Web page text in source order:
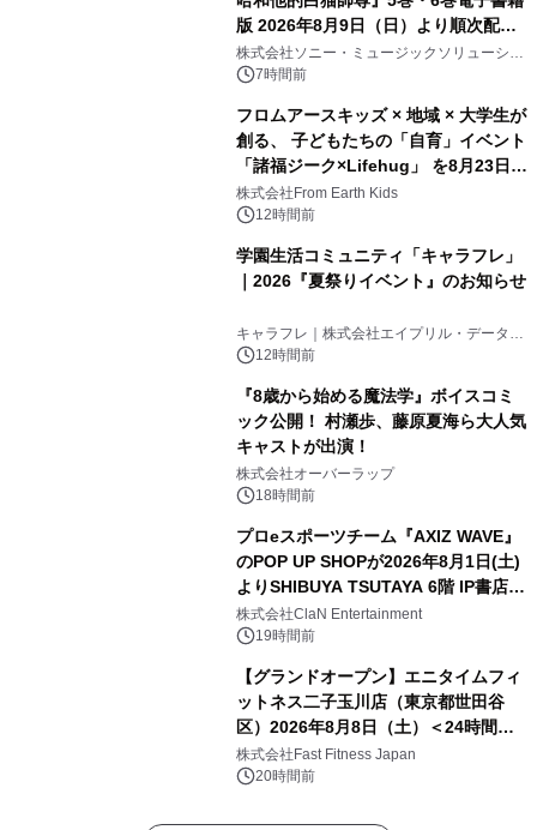
版 2026年8月9日（日）より順次配信
開始
株式会社ソニー・ミュージックソリューショ
ンズ7時間前
フロムアースキッズ × 地域 × 大学生が
創る、 子どもたちの「自育」イベント
「諸福ジーク×Lifehug」 を8月23日
(日)開催
株式会社From Earth Kids
12時間前
学園生活コミュニティ「キャラフレ」
｜2026『夏祭りイベント』のお知らせ
キャラフレ｜株式会社エイプリル・データ・
デザインズ
12時間前
『8歳から始める魔法学』ボイスコミ
ック公開！ 村瀬歩、藤原夏海ら大人気
キャストが出演！
株式会社オーバーラップ
18時間前
プロeスポーツチーム『AXIZ WAVE』
のPOP UP SHOPが2026年8月1日(土)
よりSHIBUYA TSUTAYA 6階 IP書店で
開催決定！！
株式会社ClaN Entertainment
19時間前
【グランドオープン】エニタイムフィ
ットネス二子玉川店（東京都世田谷
区）2026年8月8日（土）＜24時間年
中無休のフィットネスジム＞
株式会社Fast Fitness Japan
20時間前